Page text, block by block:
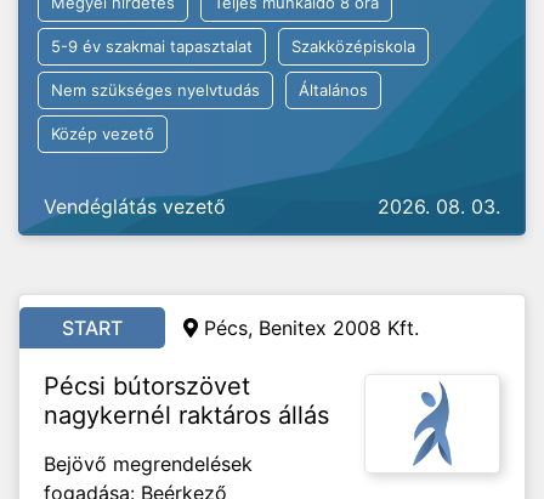
5-9 év szakmai tapasztalat Szakközépiskola
Nem szükséges nyelvtudás Általános
Közép vezető
Vendéglátás vezető 2026. 08. 03.
START Pécs, Benitex 2008 Kft.
Pécsi bútorszövet
nagykernél raktáros állás
Bejövő megrendelések
fogadása: Beérkező